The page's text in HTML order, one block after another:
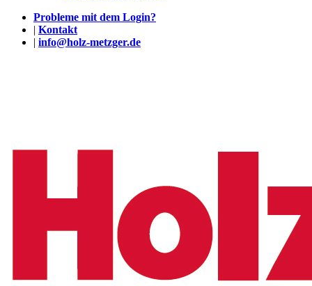
Probleme mit dem Login?
| Kontakt
| info@holz-metzger.de